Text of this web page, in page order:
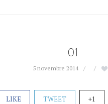
01
5 novembre 2014
LIKE TWEET +1